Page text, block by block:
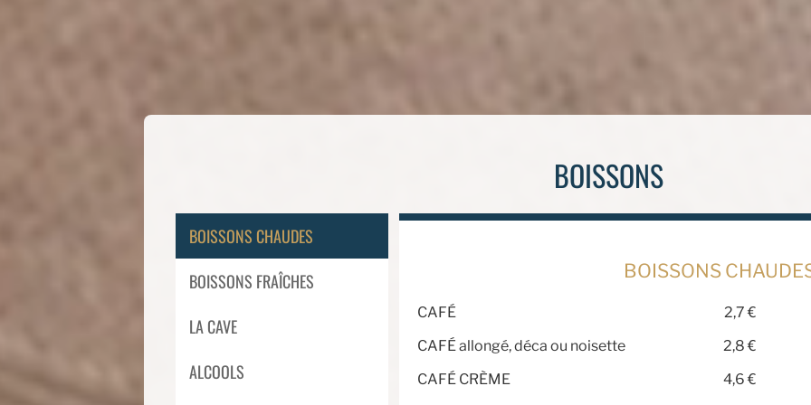
BOISSONS
BOISSONS CHAUDES
BOISSONS FRAÎCHES
LA CAVE
ALCOOLS
BOISSONS
CAFÉ
2,7 €
CAFÉ allongé, déca ou noisette
2,8 €
CAFÉ CRÈME
4,6 €